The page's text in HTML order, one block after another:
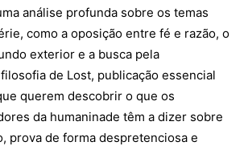
análise profunda sobre os temas
como a oposição entre fé e razão, o
exterior e a busca pela
de Lost, publicação essencial
querem descobrir o que os
da humaninade têm a dizer sobre
prova de forma despretenciosa e